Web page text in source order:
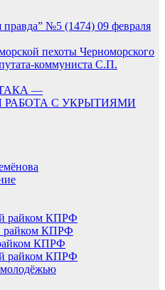
правда” №5 (1474) 09 февраля
пехоты Черноморского
коммуниста С.П.
—
С УКРЫТИЯМИ
райком КПРФ
райком КПРФ
КПРФ
райком КПРФ
молодёжью